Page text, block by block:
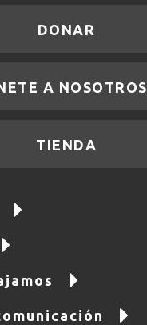
DONAR
A NOSOTROS
TIENDA